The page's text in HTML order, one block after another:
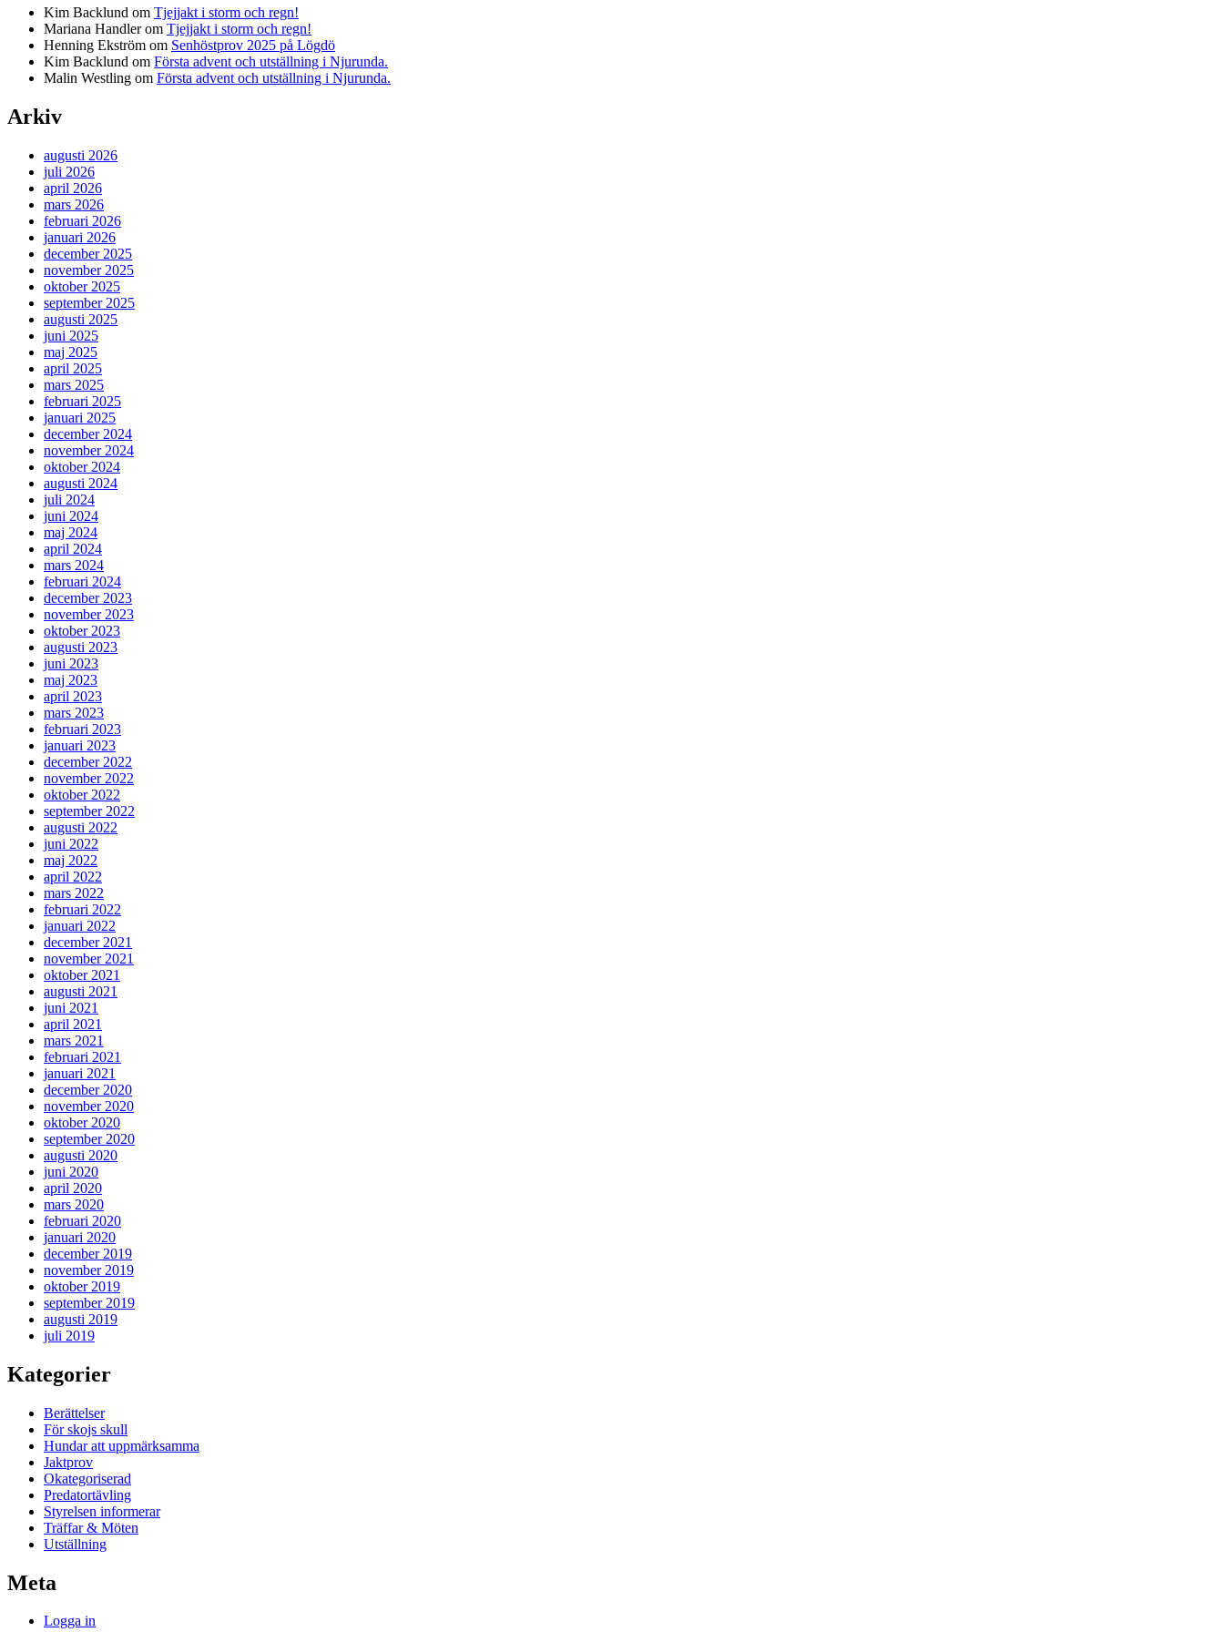
Kim Backlund om Tjejjakt i storm och regn!
Mariana Handlerom Tjejjakt i storm och regn!
Henning Ekström om Senhöstprov 2025 på Lögdö
Kim Backlund om Första advent och utställning i Njurunda.
Malin Westling om Första advent och utställning i Njurunda.
Arkiv
augusti 2026
juli 2026
april 2026
mars 2026
februari 2026
januari 2026
december 2025
november 2025
oktober 2025
september 2025
augusti 2025
juni 2025
maj 2025
april 2025
mars 2025
februari 2025
januari 2025
december 2024
november 2024
oktober 2024
augusti 2024
juli 2024
juni 2024
maj 2024
april 2024
mars 2024
februari 2024
december 2023
november 2023
oktober 2023
augusti 2023
juni 2023
maj 2023
april 2023
mars 2023
februari 2023
januari 2023
december 2022
november 2022
oktober 2022
september 2022
augusti 2022
juni 2022
maj 2022
april 2022
mars 2022
februari 2022
januari 2022
december 2021
november 2021
oktober 2021
augusti 2021
juni 2021
april 2021
mars 2021
februari 2021
januari 2021
december 2020
november 2020
oktober 2020
september 2020
augusti 2020
juni 2020
april 2020
mars 2020
februari 2020
januari 2020
december 2019
november 2019
oktober 2019
september 2019
augusti 2019
juli 2019
Kategorier
Berättelser
För skojs skull
Hundar att uppmärksamma
Jaktprov
Okategoriserad
Predatortävling
Styrelsen informerar
Träffar & Möten
Utställning
Meta
Logga in